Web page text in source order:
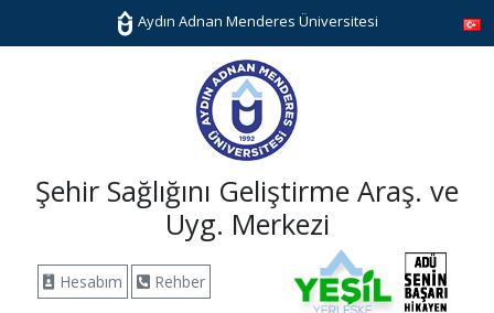
Aydın Adnan Menderes Üniversitesi
Şehir Sağlığını Geliştirme Araş. ve
Uyg. Merkezi
Hesabım Rehber